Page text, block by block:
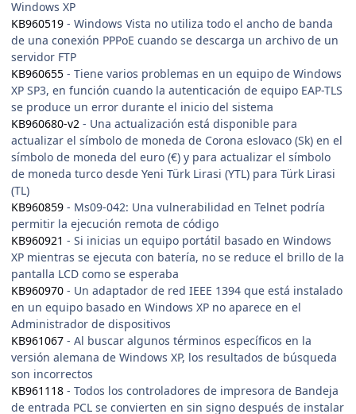
Windows XP
KB960519 - Windows Vista no utiliza todo el ancho de banda
de una conexión PPPoE cuando se descarga un archivo de un
servidor FTP
KB960655 - Tiene varios problemas en un equipo de Windows
XP SP3, en función cuando la autenticación de equipo EAP-TLS
se produce un error durante el inicio del sistema
KB960680-v2 - Una actualización está disponible para
actualizar el símbolo de moneda de Corona eslovaco (Sk) en el
símbolo de moneda del euro (€) y para actualizar el símbolo
de moneda turco desde Yeni Türk Lirasi (YTL) para Türk Lirasi
(TL)
KB960859 - Ms09-042: Una vulnerabilidad en Telnet podría
permitir la ejecución remota de código
KB960921 - Si inicias un equipo portátil basado en Windows
XP mientras se ejecuta con batería, no se reduce el brillo de la
pantalla LCD como se esperaba
KB960970 - Un adaptador de red IEEE 1394 que está instalado
en un equipo basado en Windows XP no aparece en el
Administrador de dispositivos
KB961067 - Al buscar algunos términos específicos en la
versión alemana de Windows XP, los resultados de búsqueda
son incorrectos
KB961118 - Todos los controladores de impresora de Bandeja
de entrada PCL se convierten en sin signo después de instalar